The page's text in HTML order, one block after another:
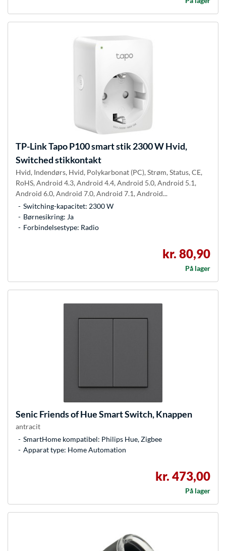
TP-LinkTapo P100 smart stik 2300 W Hvid,
Switched stikkontakt
Hvid, Indendørs, Hvid, Polykarbonat (PC), Strøm, Status, CE,
RoHS, Android 4.3, Android 4.4, Android 5.0, Android 5.1,
Android 6.0, Android 7.0, Android 7.1, Android...
Switching-kapacitet: 2300 W
Børnesikring: Ja
Forbindelsestype: Radio
kr. 80,90
På lager
SenicFriends of Hue Smart Switch, Knappen
antracit
SmartHome kompatibel: Philips Hue, Zigbee
Apparat type: Home Automation
kr. 473,00
På lager